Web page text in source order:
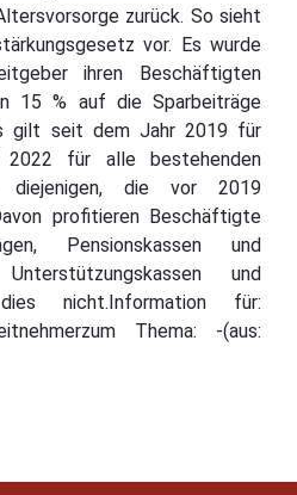
zurück. So sieht
vor. Es wurde
ihren Beschäftigten
15 % auf die Sparbeiträge
gilt seit dem Jahr 2019 für
für alle bestehenden
diejenigen, die vor 2019
profitieren Beschäftigte
Pensionskassen und
und
nicht.Information für:
Thema: -(aus: